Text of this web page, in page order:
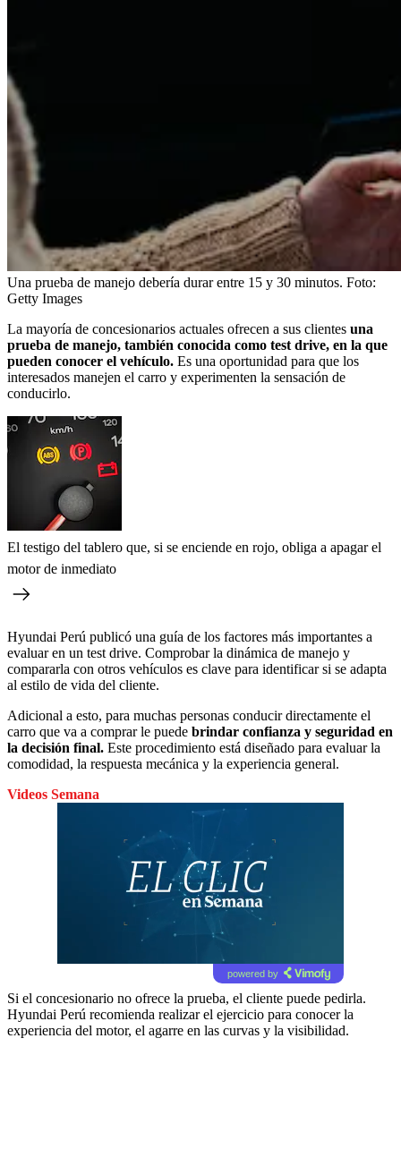
Una prueba de manejo debería durar entre 15 y 30 minutos. Foto:
Getty Images
La mayoría de concesionarios actuales ofrecen a sus clientes una
prueba de manejo, también conocida como test drive, en la que
pueden conocer el vehículo. Es una oportunidad para que los
interesados manejen el carro y experimenten la sensación de
conducirlo.
El testigo del tablero que, si se enciende en rojo, obliga a apagar el
motor de inmediato
Hyundai Perú publicó una guía de los factores más importantes a
evaluar en un test drive. Comprobar la dinámica de manejo y
compararla con otros vehículos es clave para identificar si se adapta
al estilo de vida del cliente.
Adicional a esto, para muchas personas conducir directamente el
carro que va a comprar le puede brindar confianza y seguridad en
la decisión final. Este procedimiento está diseñado para evaluar la
comodidad, la respuesta mecánica y la experiencia general.
Videos Semana
powered by
Si el concesionario no ofrece la prueba, el cliente puede pedirla.
Hyundai Perú recomienda realizar el ejercicio para conocer la
experiencia del motor, el agarre en las curvas y la visibilidad.